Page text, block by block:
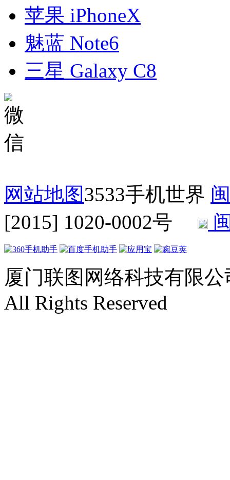
苹果 iPhoneX
魅蓝 Note6
三星 Galaxy C8
网站地图3533手机世界
[2015] 1020-0002号
厦门联图网络科技有限公
All Rights Reserved